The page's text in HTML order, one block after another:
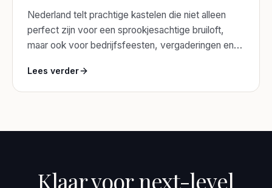
Nederland telt prachtige kastelen die niet alleen
perfect zijn voor een sprookjesachtige bruiloft,
maar ook voor bedrijfsfeesten, vergaderingen en
het land.
Lees verder
Klaar voor next-level